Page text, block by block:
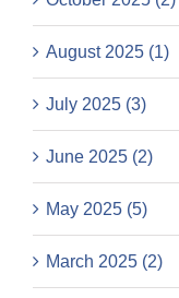
August 2025 (1)
July 2025 (3)
June 2025 (2)
May 2025 (5)
March 2025 (2)